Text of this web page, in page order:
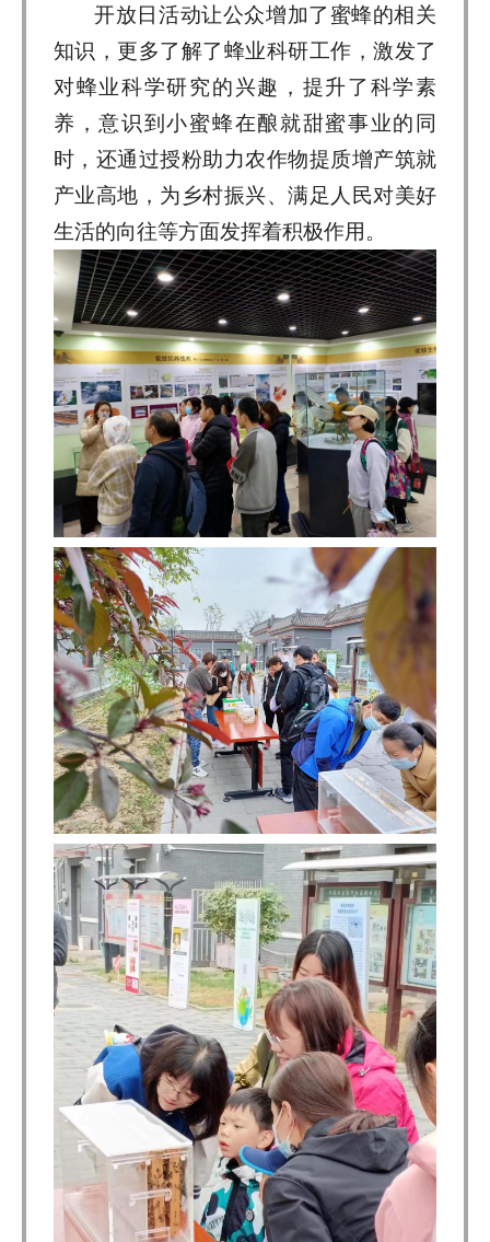
开放日活动让公众增加了蜜蜂的相关
知识，更多了解了蜂业科研工作，激发了
对蜂业科学研究的兴趣，提升了科学素
养，意识到小蜜蜂在酿就甜蜜事业的同
时，还通过授粉助力农作物提质增产筑就
产业高地，为乡村振兴、满足人民对美好
生活的向往等方面发挥着积极作用。